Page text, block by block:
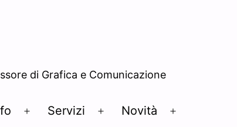
di Grafica e Comunicazione
Open
Servizi
Open
Novità